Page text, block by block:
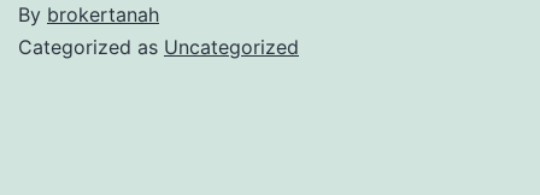
By brokertanah
Categorized as Uncategorized